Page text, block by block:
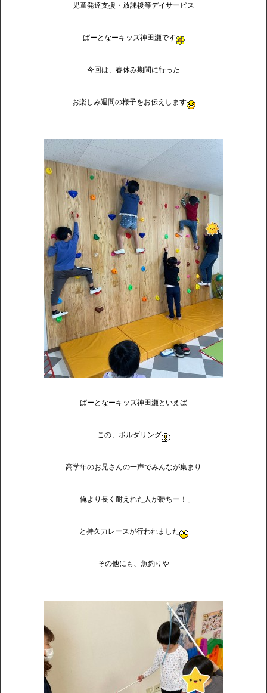
児童発達支援・放課後等デイサービス
ぱーとなーキッズ神田瀬です
今回は、春休み期間に行った
お楽しみ週間の様子をお伝えします
ぱーとなーキッズ神田瀬といえば
この、ボルダリング
高学年のお兄さんの一声でみんなが集まり
「俺より長く耐えれた人が勝ちー！」
と持久力レースが行われました
その他にも、魚釣りや